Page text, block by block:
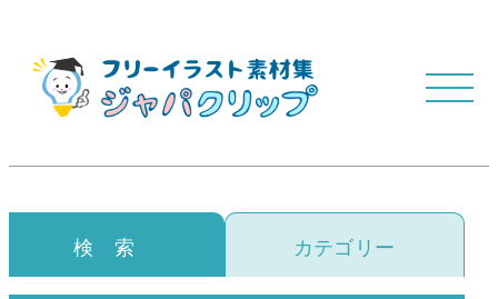
検 索 カテゴリー